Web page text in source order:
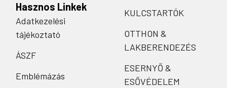
Hasznos Linkek
Adatkezelési
tájékoztató
ÁSZF
Emblémázás
KULCSTARTÓK
OTTHON &
LAKBERENDEZÉS
ESERNYŐ &
ESŐVÉDELEM